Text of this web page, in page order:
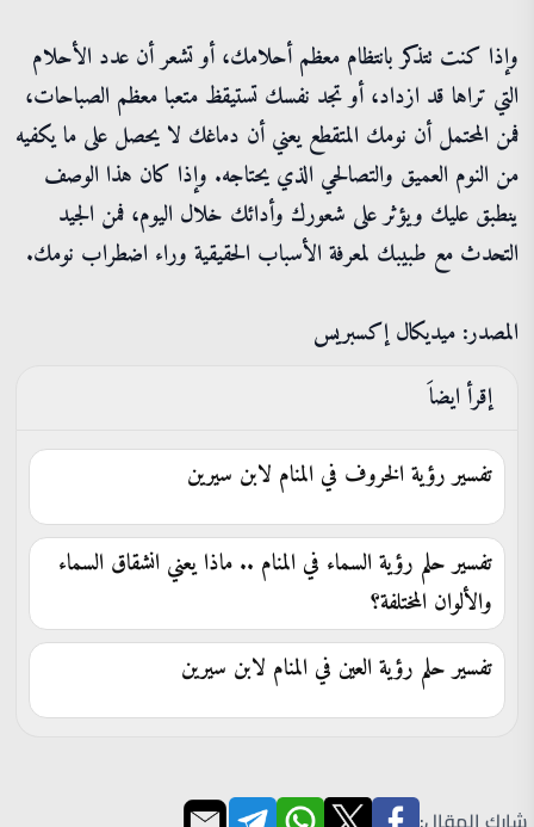
وإذا كنت تتذكر بانتظام معظم أحلامك، أو تشعر أن عدد الأحلام
التي تراها قد ازداد، أو تجد نفسك تستيقظ متعبا معظم الصباحات،
فمن المحتمل أن نومك المتقطع يعني أن دماغك لا يحصل على ما يكفيه
من النوم العميق والتصالحي الذي يحتاجه. وإذا كان هذا الوصف
ينطبق عليك ويؤثر على شعورك وأدائك خلال اليوم، فمن الجيد
التحدث مع طبيبك لمعرفة الأسباب الحقيقية وراء اضطراب نومك.
المصدر: ميديكال إكسبريس
إقرأ ايضاَ
تفسير رؤية الخروف في المنام لابن سيرين
تفسير حلم رؤية السماء في المنام .. ماذا يعني انشقاق السماء
والألوان المختلفة؟
تفسير حلم رؤية العين في المنام لابن سيرين